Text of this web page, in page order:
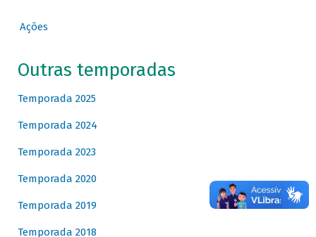
Ações
Outras temporadas
Temporada 2025
Temporada 2024
Temporada 2023
Temporada 2020
Temporada 2019
Temporada 2018